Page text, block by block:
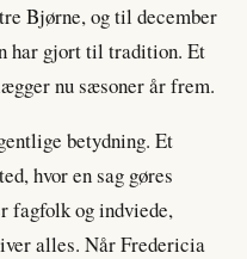
Bjørne, og til december
har gjort til tradition. Et
nu sæsoner år frem.
betydning. Et
hvor en sag gøres
fagfolk og indviede,
alles. Når Fredericia